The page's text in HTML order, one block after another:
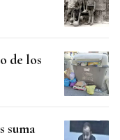
de los
suma